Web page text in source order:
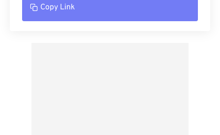
Copy Link